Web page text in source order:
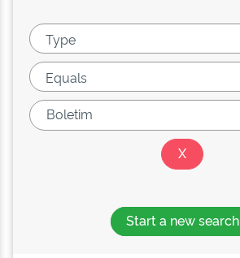
Start a new search